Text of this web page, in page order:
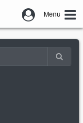
Menu